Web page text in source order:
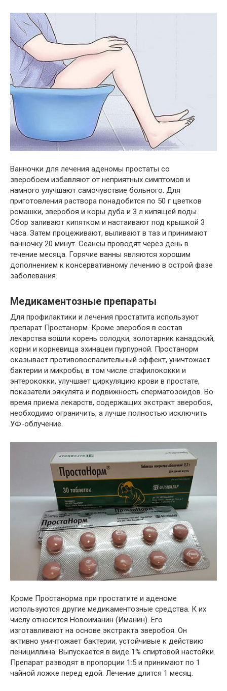
Ванночки для лечения аденомы простаты со
зверобоем избавляют от неприятных симптомов и
намного улучшают самочувствие больного. Для
приготовления раствора понадобится по 50 г цветков
ромашки, зверобоя и коры дуба и 3 л кипящей воды.
Сбор заливают кипятком и настаивают под крышкой 3
часа. Затем процеживают, выливают в таз и принимают
ванночку 20 минут. Сеансы проводят через день в
течение месяца. Горячие ванны являются хорошим
дополнением к консервативному лечению в острой фазе
заболевания.
Медикаментозные препараты
Для профилактики и лечения простатита используют
препарат Простанорм. Кроме зверобоя в состав
лекарства вошли корень солодки, золотарник канадский,
корни и корневища эхинацеи пурпурной. Простанорм
оказывает противовоспалительный эффект, уничтожает
бактерии и микробы, в том числе стафилококки и
энтерококки, улучшает циркуляцию крови в простате,
показатели эякулята и подвижность сперматозоидов. Во
время приема лекарств, содержащих экстракт зверобоя,
необходимо ограничить, а лучше полностью исключить
УФ-облучение.
Кроме Простанорма при простатите и аденоме
используются другие медикаментозные средства. К их
числу относится Новоиманин (Иманин). Его
изготавливают на основе экстракта зверобоя. Он
активно уничтожает бактерии, устойчивые к действию
пенициллина. Выпускается в виде 1% спиртовой настойки.
Препарат разводят в пропорции 1:5 и принимают по 1
чайной ложке перед едой. Лечение длится 1 месяц.